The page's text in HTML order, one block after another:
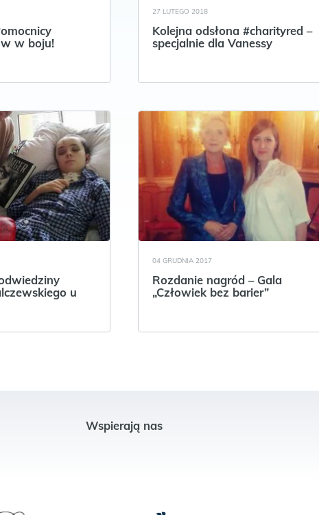
w boju!
27 LUTEGO 2018
Kolejna odsłona #charityred –
specjalnie dla Vanessy
u
04 GRUDNIA 2017
Rozdanie nagród – Gala
„Człowiek bez barier”
Wspierają nas